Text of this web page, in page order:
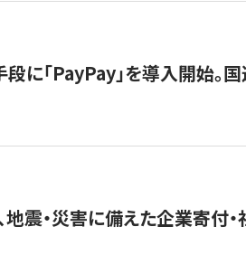
に「PayPay」を導入開始。
震・災害に備えた企業寄付